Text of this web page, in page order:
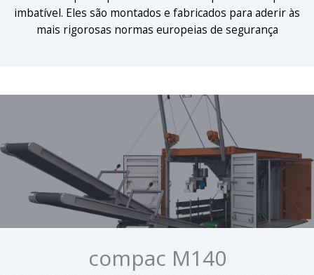
imbatível. Eles são montados e fabricados para aderir às
mais rigorosas normas europeias de segurança
compac M140